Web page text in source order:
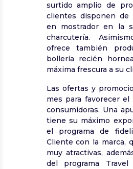
surtido amplio de
clientes disponen de
en mostrador en la
charcutería.
ofrece también
bollería recién
máxima frescura a su
Las ofertas y
mes para favorecer
consumidoras. Una
tiene su máximo
el programa de
Cliente con la marca,
muy atractivas,
del programa